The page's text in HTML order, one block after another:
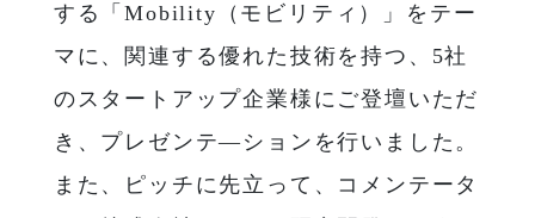
する「Mobility（モビリティ）」をテー
マに、関連する優れた技術を持つ、5社
のスタートアップ企業様にご登壇いただ
き、プレゼンテ―ションを行いました。
また、ピッチに先立って、コメンテータ